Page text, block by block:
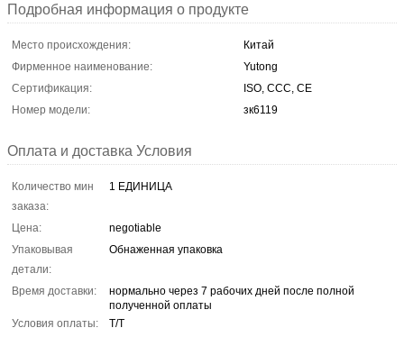
Подробная информация о продукте
Место происхождения:
Китай
Фирменное наименование:
Yutong
Сертификация:
ISO, CCC, CE
Номер модели:
зк6119
Оплата и доставка Условия
Количество мин
заказа:
1 ЕДИНИЦА
Цена:
negotiable
Упаковывая
детали:
Обнаженная упаковка
Время доставки:
нормально через 7 рабочих дней после полной
полученной оплаты
Условия оплаты:
T/T